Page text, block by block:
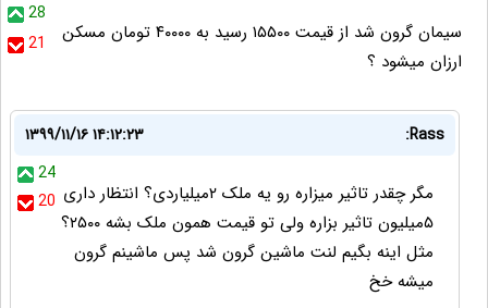
28
21
سیمان گرون شد از قیمت ۱۵۵۰۰ رسید به ۴۰۰۰۰ تومان مسکن
ارزان میشود ؟
Rass:
۱۳۹۹/۱۱/۱۶ ۱۴:۱۲:۲۳
24
20 مگر چقدر تاثیر میزاره رو یه ملک ۲میلیاردی؟ انتظار داری
۵میلیون تاثیر بزاره ولی تو قیمت همون ملک بشه ۲۵۰۰؟
مثل اینه بگیم لنت ماشین گرون شد پس ماشینم گرون
میشه خخ